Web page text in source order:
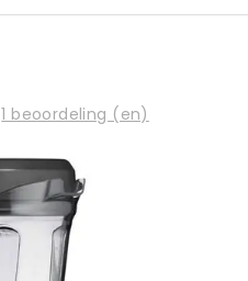
1 beoordeling (en)